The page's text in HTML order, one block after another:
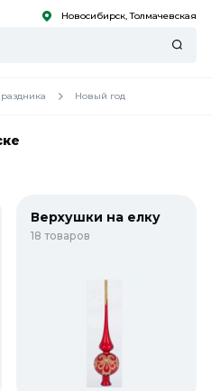
Новосибирск, Толмачевская
Новый год
Верхушки на елку
18 товаров